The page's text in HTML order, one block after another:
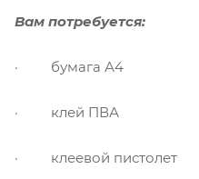
Вам потребуется:
· бумага А4
· клей ПВА
· клеевой пистолет